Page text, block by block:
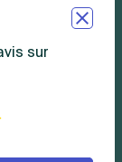
soumise à
la SARL
sur